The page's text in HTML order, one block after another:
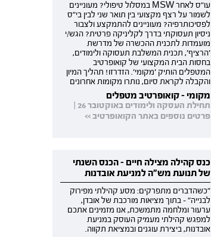
עו"ס לאחר MSW במסלול טיפולי? מעוניינים
לשמור על רצף מקצועי בין תואר שני לבין בי"ס
לפסיכותרפיה? מעוניינים להתמקצע ולצבור
ניסיון תעסוקתי בדרך לקליניקה פרטית? הגש/י
מועמדות לתכנית ההכשרה של מדרשת
'הרציף', תכנית המשלבת תעסוקה ולימודים,
בחסות הבית המקצועי של קואופרטיב
המטפלים הותיק 'מקומי'. הזדרזו! תהליך המיון
והקבלה לקראת סיום, נותרו מקומות אחרונים
מקומי - קואופרטיב מטפלים
תחילת העסקה ולימודים באוקטובר 26 |
פרטים נוספים באתר הקואופרטיב >>
כנס קהילה מצילה חיים - הכנס השנתי
של תנועת מש"ה למניעת אובדנות
"כשהדברים מתפרקים: מסע קהילתי מפירוק
לבנייה" - בתוך מציאות מורכבת של אובדן,
ערעור ומלחמה מתמשכת, אנו מזמינים אתכם
למפגש קהילתי מעמיק העוסק במניעת
אובדנות, ביצירת עוגנים ובמציאת תקווה.